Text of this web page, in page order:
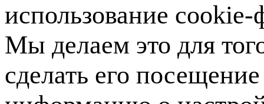
использование
Мы делаем это для
сделать его